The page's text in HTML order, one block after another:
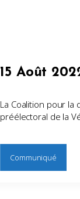
15 Août
La Coalition pour
préélectoral de la
Communiqué